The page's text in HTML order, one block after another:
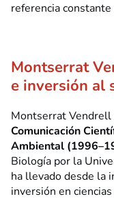
referencia
Montserrat
e inversión al
Montserrat Vendrell
Comunicación
Ambiental
Biología por la
ha llevado desde la
inversión en